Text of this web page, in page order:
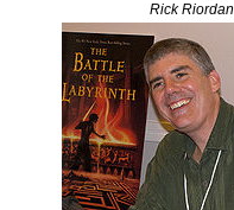
Rick Riordan